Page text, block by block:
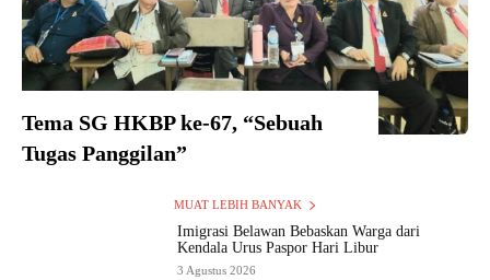
Tema SG HKBP ke-67, “Sebuah
Tugas Panggilan”
MUAT LEBIH BANYAK
Imigrasi Belawan Bebaskan Warga dari
Kendala Urus Paspor Hari Libur
3 Agustus 2026